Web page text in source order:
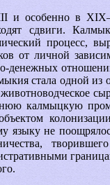
и особенно в
сдвиги.
процесс,
от личной
денежных
стала одной из
калмыцкую
языку не